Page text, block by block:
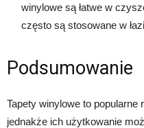
winylowe są łatwe w
często są stosowane w
Podsumowanie
Tapety winylowe to popularne
jednakże ich użytkowanie